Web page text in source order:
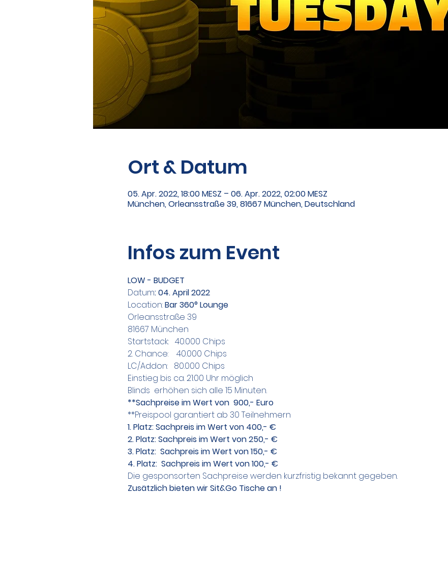
Ort & Datum
05. Apr. 2022, 18:00 MESZ – 06. Apr. 2022, 02:00 MESZ
München, Orleansstraße 39, 81667 München, Deutschland
Infos zum Event
LOW - BUDGET
Datum: 04. April 2022
Location: Bar 360° Lounge
Orleansstraße 39
81667 München
Startstack:   40.000 Chips
2. Chance:    40.000 Chips
LC/Addon:   80.000 Chips
Einstieg bis ca. 21:00 Uhr möglich
Blinds  erhöhen sich alle 15 Minuten.
**Sachpreise im Wert von  900,- Euro
**Preispool garantiert ab 30 Teilnehmern
1. Platz: Sachpreis im Wert von 400,- €
2. Platz: Sachpreis im Wert von 250,- €
3. Platz:  Sachpreis im Wert von 150,- €
4. Platz:  Sachpreis im Wert von 100,- €
Die gesponsorten Sachpreise werden kurzfristig bekannt gegeben.
Zusätzlich bieten wir Sit&Go Tische an !